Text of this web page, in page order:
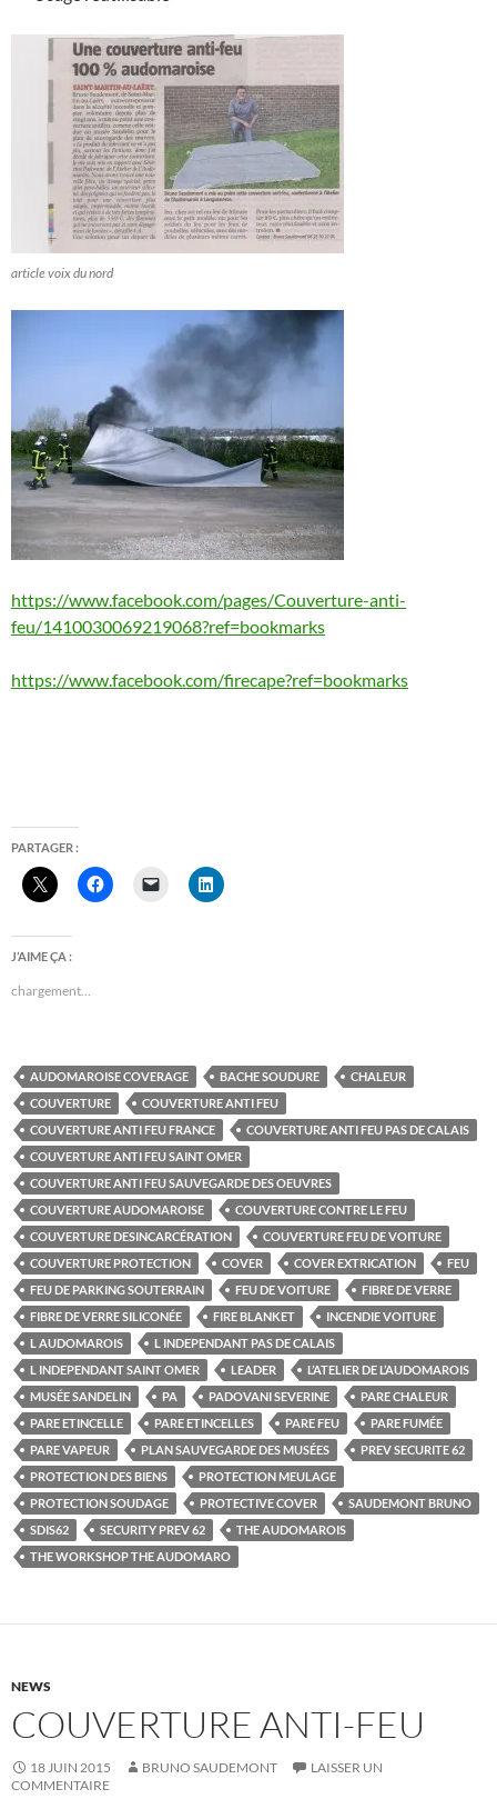
article voix du nord
https://www.facebook.com/pages/Couverture-anti-
feu/1410030069219068?ref=bookmarks
https://www.facebook.com/firecape?ref=bookmarks
PARTAGER :
J’AIME ÇA :
chargement…
AUDOMAROISE COVERAGE BACHE SOUDURE
CHALEUR
COUVERTURE
COUVERTURE ANTI FEU
COUVERTURE ANTI FEU FRANCE
COUVERTURE ANTI FEU PAS DE CALAIS
COUVERTURE ANTI FEU SAINT OMER
COUVERTURE ANTI FEU SAUVEGARDE DES OEUVRES
COUVERTURE AUDOMAROISE
COUVERTURE CONTRE LE FEU
COUVERTURE DESINCARCÉRATION
COUVERTURE FEU DE VOITURE
COUVERTURE PROTECTION
COVER COVER EXTRICATION
FEU
FEU DE PARKING SOUTERRAIN
FEU DE VOITURE
FIBRE DE VERRE
FIBRE DE VERRE SILICONÉE
FIRE BLANKET
INCENDIE VOITURE
L AUDOMAROIS
L INDEPENDANT PAS DE CALAIS
L INDEPENDANT SAINT OMER
LEADER
L’ATELIER DE L’AUDOMAROIS
MUSÉE SANDELIN
PA PADOVANI SEVERINE
PARE CHALEUR
PARE ETINCELLE
PARE ETINCELLES PARE FEU
PARE FUMÉE
PARE VAPEUR
PLAN SAUVEGARDE DES MUSÉES
PREV SECURITE 62
PROTECTION DES BIENS
PROTECTION MEULAGE
PROTECTION SOUDAGE
PROTECTIVE COVER
SAUDEMONT BRUNO
SDIS62
SECURITY PREV 62
THE AUDOMAROIS
THE WORKSHOP THE AUDOMARO
NEWS
COUVERTURE ANTI-FEU
18 JUIN 2015 BRUNO SAUDEMONT
LAISSER UN
COMMENTAIRE